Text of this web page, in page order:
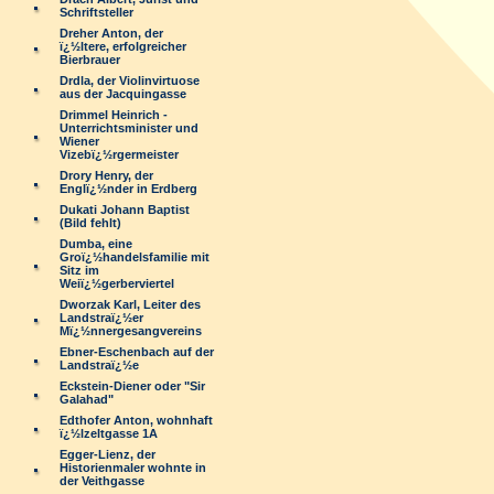
Schriftsteller
Dreher Anton, der
ï¿½ltere, erfolgreicher
Bierbrauer
Drdla, der Violinvirtuose
aus der Jacquingasse
Drimmel Heinrich -
Unterrichtsminister und
Wiener
Vizebï¿½rgermeister
Drory Henry, der
Englï¿½nder in Erdberg
Dukati Johann Baptist
(Bild fehlt)
Dumba, eine
Groï¿½handelsfamilie mit
Sitz im
Weiï¿½gerberviertel
Dworzak Karl, Leiter des
Landstraï¿½er
Mï¿½nnergesangvereins
Ebner-Eschenbach auf der
Landstraï¿½e
Eckstein-Diener oder "Sir
Galahad"
Edthofer Anton, wohnhaft
ï¿½lzeltgasse 1A
Egger-Lienz, der
Historienmaler wohnte in
der Veithgasse